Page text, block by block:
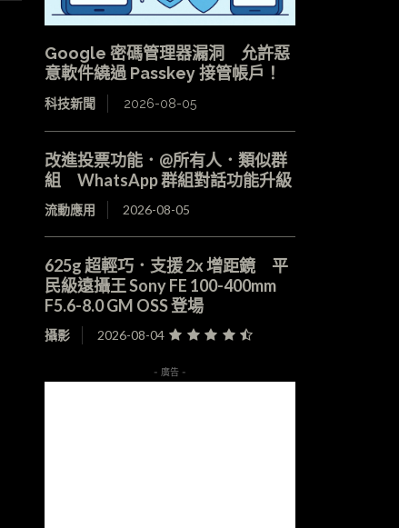
Google 密碼管理器漏洞 允許惡
意軟件繞過 Passkey 接管帳戶！
科技新聞 2026-08-05
改進投票功能．@所有人．類似群
組 WhatsApp 群組對話功能升級
流動應用 2026-08-05
625g 超輕巧．支援 2x 增距鏡 平
民級遠攝王 Sony FE 100-400mm
F5.6-8.0 GM OSS 登場
攝影 2026-08-04
- 廣告 -